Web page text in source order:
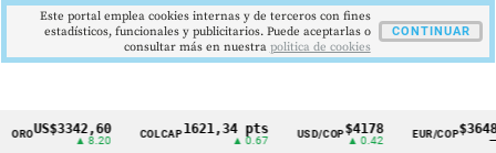
Cintillo
US$3342,60
▲ 8.20
COLCAP1621,34 pts
▲ 0.67
USD/COP$4178
▲ 0.42
EUR/COP$3648
Este portal emplea cookies internas y de terceros con fines
estadísticos, funcionales y publicitarios. Puede aceptarlas o
consultar más en nuestra politica de cookies
CONTINUAR